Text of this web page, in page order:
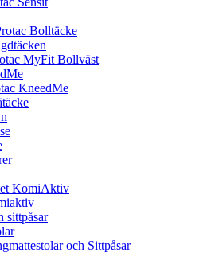
Bolltäcke
MyFit Bollväst
KneedMe
KomiAktiv
sittpåsar
och Sittpåsar